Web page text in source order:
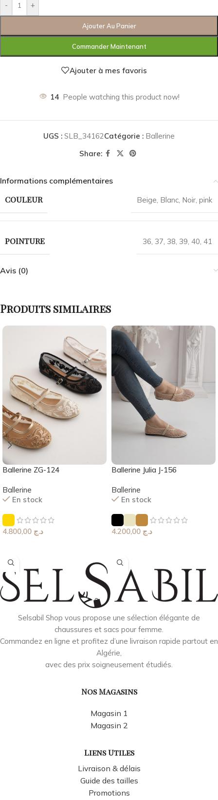
- +
Ajouter Au Panier
Commander Maintenant
Ajouter à mes favoris
14 People watching this product now!
UGS : SLB_34162Catégorie : Ballerine
Share:
Informations complémentaires
COULEUR Beige, Blanc, Noir, pink
POINTURE 36, 37, 38, 39, 40, 41
Avis (0)
Produits similaires
Ballerine ZG-124
Ballerine
En stock
د.ج
Ballerine Julia J-156
Ballerine
En stock
د.ج
Selsabil Shop vous propose une sélection élégante de
chaussures et sacs pour femme.
Commandez en ligne et profitez d’une livraison rapide partout en
Algérie,
avec des prix soigneusement étudiés.
Nos Magasins
Magasin 1
Magasin 2
Liens Utiles
Livraison & délais
Guide des tailles
Promotions